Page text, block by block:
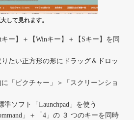
して見れます。
Winキー】＋【Sキー】を同
形の形にドラッグ＆ドロッ
ャー」＞「スクリーンショ
ト「Launchpad」を使う
」＋「4」の ３ つのキーを同時